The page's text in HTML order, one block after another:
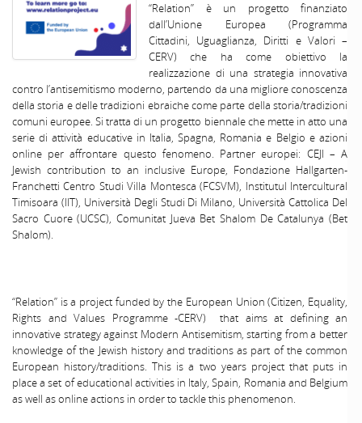
“Relation” è un progetto finanziato
dall’Unione Europea (Programma
Cittadini, Uguaglianza, Diritti e Valori –
CERV) che ha come obiettivo la
realizzazione di una strategia innovativa
contro l’antisemitismo moderno, partendo da una migliore conoscenza
della storia e delle tradizioni ebraiche come parte della storia/tradizioni
comuni europee. Si tratta di un progetto biennale che mette in atto una
serie di attività educative in Italia, Spagna, Romania e Belgio e azioni
online per affrontare questo fenomeno. Partner europei: CEJI – A
Jewish contribution to an inclusive Europe, Fondazione Hallgarten-
Franchetti Centro Studi Villa Montesca (FCSVM), Institutul Intercultural
Timisoara (IIT), Università Degli Studi Di Milano, Università Cattolica Del
Sacro Cuore (UCSC), Comunitat Jueva Bet Shalom De Catalunya (Bet
Shalom).
“Relation” is a project funded by the European Union (Citizen, Equality,
Rights and Values Programme -CERV) that aims at defining an
innovative strategy against Modern Antisemitism, starting from a better
knowledge of the Jewish history and traditions as part of the common
European history/traditions. This is a two years project that puts in
place a set of educational activities in Italy, Spain, Romania and Belgium
as well as online actions in order to tackle this phenomenon.